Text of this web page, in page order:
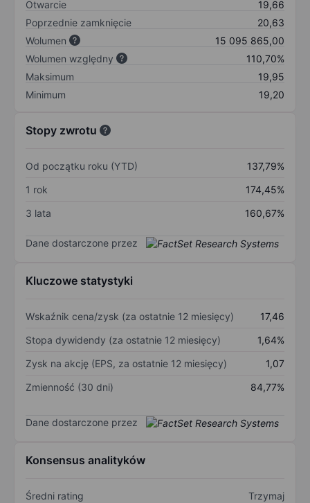
Otwarcie
19,66
Poprzednie zamknięcie
20,63
Wolumen
15 095 865,00
Wolumen względny
110,70%
Maksimum
19,95
Minimum
19,20
Stopy zwrotu
Od początku roku (YTD)
137,79%
1 rok
174,45%
3 lata
160,67%
Dane dostarczone przez
Kluczowe statystyki
Wskaźnik cena/zysk (za ostatnie 12 miesięcy)
17,46
Stopa dywidendy (za ostatnie 12 miesięcy)
1,64%
Zysk na akcję (EPS, za ostatnie 12 miesięcy)
1,07
Zmienność (30 dni)
84,77%
Dane dostarczone przez
Konsensus analityków
Średni rating Trzymaj